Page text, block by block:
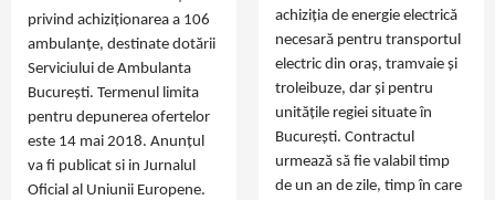
privind achiziționarea a 106
ambulanțe, destinate dotării
Serviciului de Ambulanta
București. Termenul limita
pentru depunerea ofertelor
este 14 mai 2018. Anunțul
va fi publicat si in Jurnalul
Oficial al Uniunii Europene.
achiziția de energie electrică
necesară pentru transportul
electric din oraș, tramvaie și
troleibuze, dar și pentru
unitățile regiei situate în
București. Contractul
urmează să fie valabil timp
de un an de zile, timp în care